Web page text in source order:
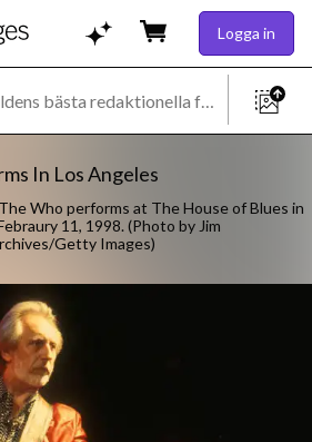
Logga in
In Los Angeles
Who performs at The House of Blues in
11, 1998. (Photo by Jim
Getty Images)